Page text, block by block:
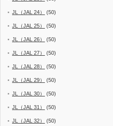
JL（JAL 24） (50)
JL（JAL 25） (50)
JL（JAL 26） (50)
JL（JAL 27） (50)
JL（JAL 28） (50)
JL（JAL 29） (50)
JL（JAL 30） (50)
JL（JAL 31） (50)
JL（JAL 32） (50)